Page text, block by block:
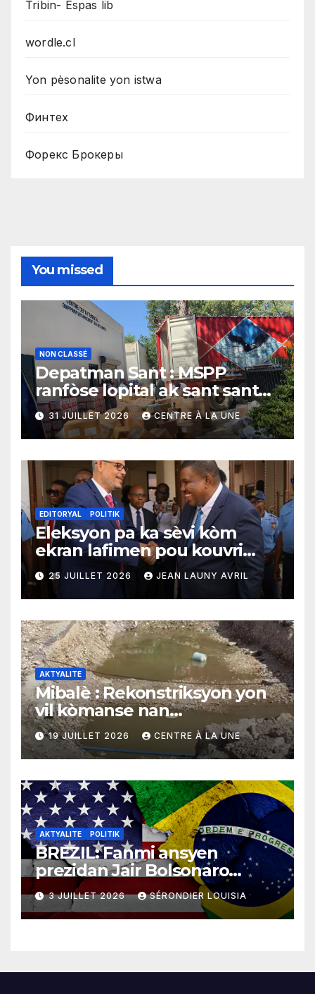
Tribin- Espas lib
wordle.cl
Yon pèsonalite yon istwa
Финтех
Форекс Брокеры
You missed
NON CLASSÉ
Depatman Sant : MSPP
ranfòse lopital ak sant sante
yo ak yon enpòtan kagezon
materyèl medikal
31 JUILLET 2026 CENTRE À LA UNE
EDITORYAL POLITIK
Eleksyon pa ka sèvi kòm
ekran lafimen pou kouvri
echèk tranzisyon an
25 JUILLET 2026 JEAN LAUNY AVRIL
AKTYALITE
Mibalè : Rekonstriksyon yon
vil kòmanse nan
rekonstriksyon lespri moun
yo
19 JUILLET 2026 CENTRE À LA UNE
AKTYALITE POLITIK
BREZIL: Fanmi ansyen
prezidan Jair Bolsonaro
mande gouvènman
ameriken an ogmante taks
sou tout pwodui Brezil ap
3 JUILLET 2026 SÉRONDIER LOUISIA